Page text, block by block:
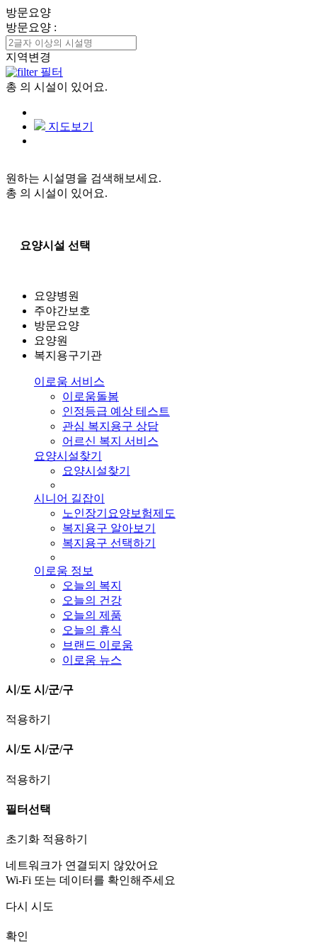
방문요양
방문요양 :
지역변경
필터
총 의 시설이 있어요.
지도보기
원하는 시설명을 검색해보세요.
총 의 시설이 있어요.
요양시설 선택
요양병원
주야간보호
방문요양
요양원
복지용구기관
이로움 서비스
이로움돌봄
인정등급 예상 테스트
관심 복지용구 상담
어르신 복지 서비스
요양시설찾기
요양시설찾기
시니어 길잡이
노인장기요양보험제도
복지용구 알아보기
복지용구 선택하기
이로움 정보
오늘의 복지
오늘의 건강
오늘의 제품
오늘의 휴식
브랜드 이로움
이로움 뉴스
시/도 시/군/구
적용하기
시/도 시/군/구
적용하기
필터선택
초기화 적용하기
네트워크가 연결되지 않았어요
Wi-Fi 또는 데이터를 확인해주세요
다시 시도
확인